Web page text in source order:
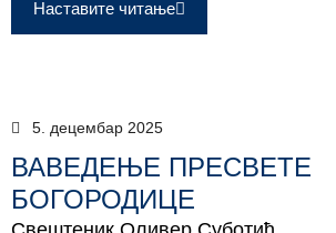
Наставите читање
5. децембар 2025
ВАВЕДЕЊЕ ПРЕСВЕТЕ
БОГОРОДИЦЕ